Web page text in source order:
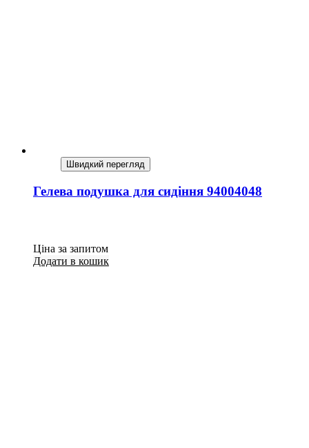
Швидкий перегляд
Гелева подушка для сидіння 94004048
Ціна за запитом
Додати в кошик